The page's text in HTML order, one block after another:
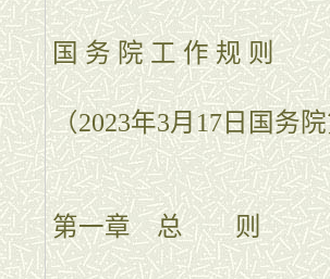
国 务 院 工 作 规 则
（2023年3月17日国务
第一章 总 则